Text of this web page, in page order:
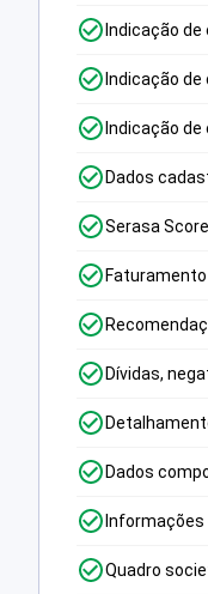
Indicação
Indicação
Indicação
Dados
Serasa
Dívidas,
Dados
Informações
Quadro